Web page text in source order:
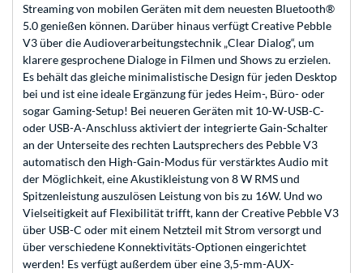
Streaming von mobilen Geräten mit dem neuesten Bluetooth®
5.0 genießen können. Darüber hinaus verfügt Creative Pebble
V3 über die Audioverarbeitungstechnik „Clear Dialog“, um
klarere gesprochene Dialoge in Filmen und Shows zu erzielen.
Es behält das gleiche minimalistische Design für jeden Desktop
bei und ist eine ideale Ergänzung für jedes Heim-, Büro- oder
sogar Gaming-Setup! Bei neueren Geräten mit 10-W-USB-C-
oder USB-A-Anschluss aktiviert der integrierte Gain-Schalter
an der Unterseite des rechten Lautsprechers des Pebble V3
automatisch den High-Gain-Modus für verstärktes Audio mit
der Möglichkeit, eine Akustikleistung von 8 W RMS und
Spitzenleistung auszulösen Leistung von bis zu 16W. Und wo
Vielseitigkeit auf Flexibilität trifft, kann der Creative Pebble V3
über USB-C oder mit einem Netzteil mit Strom versorgt und
über verschiedene Konnektivitäts-Optionen eingerichtet
werden! Es verfügt außerdem über eine 3,5-mm-AUX-